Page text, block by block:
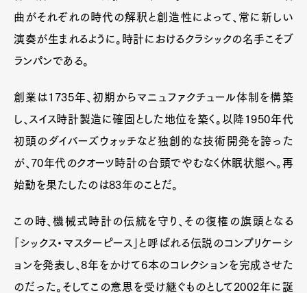
曲がそれぞれの時代の解釈と創造性によって、常に新しい
演奏が生まれるように。時計におけるクラシックの名手こそブ
ランパンである。
創業は1735年、初期からマニュファクチュール体制を構築
し、スイス時計製造に確固とした地位を築く。以降1950年代
初頭のダイバーズウォッチなど独創的な技術開発を誇った
が、70年代のクオーツ時計の台頭でやむなく休眠状態へ。再
始動を果たしたのは83年のことだ。
この時、機械式時計の伝統を守り、その復権の旗頭となる
「シックス・マスターピース」と呼ばれる伝説のコンプリケーシ
ョンを発表し、8年をかけて6本のコレクションを完成させた
のだった。そしてこの意思を受け継ぐものとして2002年に誕